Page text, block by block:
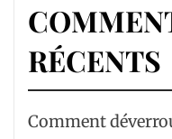
RÉCENTS
Comment